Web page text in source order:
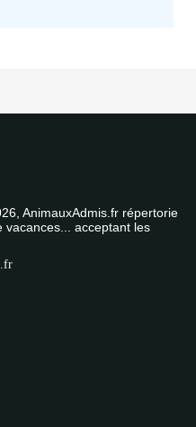
AnimauxAdmis.fr répertorie
vacances... acceptant les